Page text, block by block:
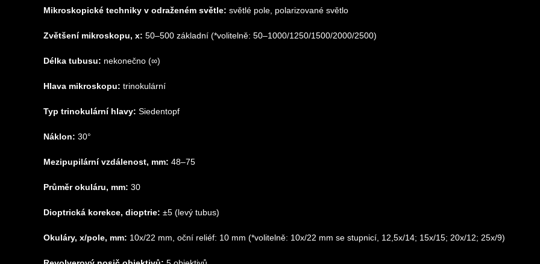
Mikroskopické techniky v odraženém světle: světlé pole, polarizované světlo
Zvětšení mikroskopu, x: 50–500 základní (*volitelně: 50–1000/1250/1500/2000/2500)
Délka tubusu: nekonečno (∞)
Hlava mikroskopu: trinokulární
Typ trinokulární hlavy: Siedentopf
Náklon: 30°
Mezipupilární vzdálenost, mm: 48–75
Průměr okuláru, mm: 30
Dioptrická korekce, dioptrie: ±5 (levý tubus)
Okuláry, x/pole, mm: 10x/22 mm, oční reliéf: 10 mm (*volitelně: 10x/22 mm se stupnicí, 12,5x/14; 15x/15; 20x/12; 25x/9)